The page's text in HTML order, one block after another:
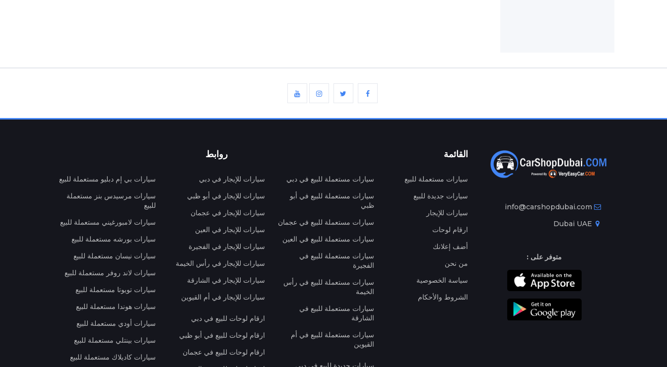
info@carshopdubai.com
متوفر على :
القائمة
سيارات مستعملة للبيع
سيارات جديدة للبيع
سيارات للإيجار
ارقام لوحات
أضف إعلانك
من نحن
سياسة الخصوصية
الشروط والأحكام
روابط
سيارات مستعملة للبيع في دبي
سيارات مستعملة للبيع في أبو
ظبي
سيارات مستعملة للبيع في عجمان
سيارات مستعملة للبيع في العين
سيارات مستعملة للبيع في
الفجيرة
سيارات مستعملة للبيع في رأس
الخيمة
سيارات مستعملة للبيع في
الشارقة
سيارات مستعملة للبيع في أم
القيوين
سيارات للإيجار في دبي
سيارات للإيجار في أبو ظبي
سيارات للإيجار في عجمان
سيارات للإيجار في العين
سيارات للإيجار في الفجيرة
سيارات للإيجار في رأس الخيمة
سيارات للإيجار في الشارقة
سيارات للإيجار في أم القيوين
ارقام لوحات للبيع في دبي
ارقام لوحات للبيع في أبو ظبي
ارقام لوحات للبيع في عجمان
سيارات بي إم دبليو مستعملة للبيع
سيارات مرسيدس بنز مستعملة
للبيع
سيارات لامبورغيني مستعملة للبيع
سيارات بورشه مستعملة للبيع
سيارات نيسان مستعملة للبيع
سيارات لاند روفر مستعملة للبيع
سيارات تويوتا مستعملة للبيع
سيارات هوندا مستعملة للبيع
سيارات أودي مستعملة للبيع
سيارات بينتلي مستعملة للبيع
سيارات كاديلاك مستعملة للبيع